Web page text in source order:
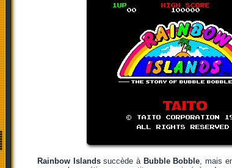
Rainbow Islandssuccède à Bubble Bobble, mais